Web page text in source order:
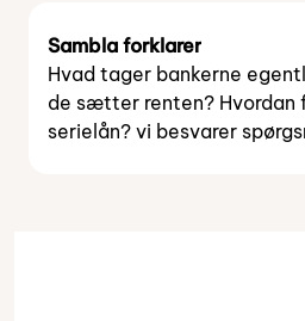
Sambla forklarer
Hvad tager bankerne
de sætter renten? Hvordan
serielån? vi besvarer